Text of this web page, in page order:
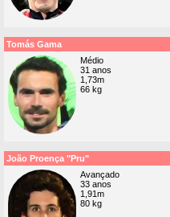
Tomás Gama
Médio
31 anos
1,73m
66 kg
João Proença "Pru"
Avançado
33 anos
1,91m
80 kg